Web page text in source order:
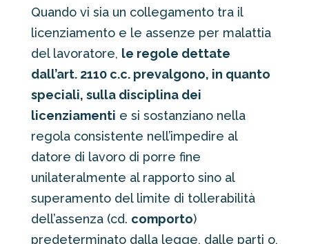
Quando vi sia un collegamento tra il
licenziamento e le assenze per malattia
del lavoratore, le regole dettate
dall’art. 2110 c.c. prevalgono, in quanto
speciali, sulla disciplina dei
licenziamenti e si sostanziano nella
regola consistente nell’impedire al
datore di lavoro di porre fine
unilateralmente al rapporto sino al
superamento del limite di tollerabilità
dell’assenza (cd. comporto)
predeterminato dalla legge, dalle parti o,